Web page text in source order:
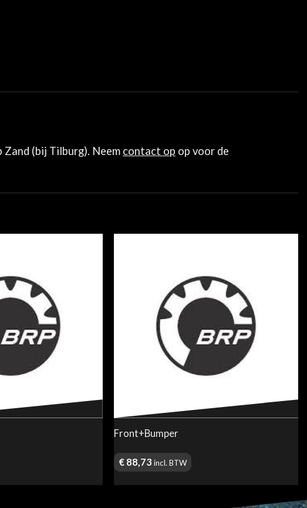
(bij Tilburg). Neem contact op op voor de
Front+Bumper
€ 88,73 incl. BTW